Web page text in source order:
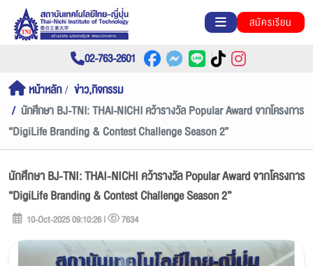
สมัครเรียน
02-763-2601
หน้าหลัก
ข่าว,กิจกรรม
นักศึกษา BJ-TNI: THAI-NICHI คว้ารางวัล Popular Award จากโครงการ
“DigiLife Branding & Contest Challenge Season 2”
นักศึกษา BJ-TNI: THAI-NICHI คว้ารางวัล Popular Award จากโครงการ
“DigiLife Branding & Contest Challenge Season 2”
10-Oct-2025 09:10:26 | 7634